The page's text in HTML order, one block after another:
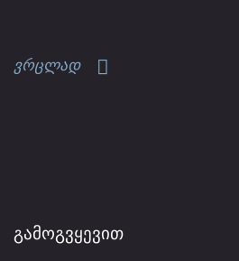
ვრცლად
ᲒᲐᲛᲝᲒᲕᲧᲔᲕᲘᲗ